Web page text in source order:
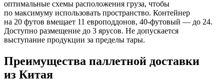
оптимальные схемы расположения груза, чтобы
по максимуму использовать пространство. Контейнер
на 20 футов вмещает 11 европоддонов, 40-футовый — до 24.
Доступно размещение до 3 ярусов. Не допускается
выступание продукции за пределы тары.
Преимущества паллетной доставки
из Китая